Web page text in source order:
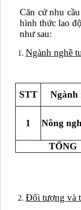
Căn cứ nhu
hình thức lao
như sau:
Ngành nghề
STT Ngành
1 Nông
TỔNG
Đối tượng và